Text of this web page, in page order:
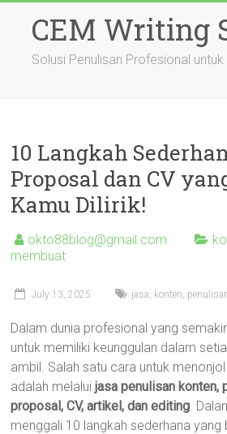
contentCEM Writing
Solusi Penulisan Profesional
10 Langkah
Proposal dan CV
Kamu Dilirik!
okto88blog@gmail.com
membuat
July 13, 2025 jasa, konten,
Dalam dunia profesional yang
untuk memiliki keunggulan dalam
ambil. Salah satu cara untuk
adalah melaluijasa penulisan konten,
proposal, CV, artikel, dan editing.
menggali 10 langkah sederhana